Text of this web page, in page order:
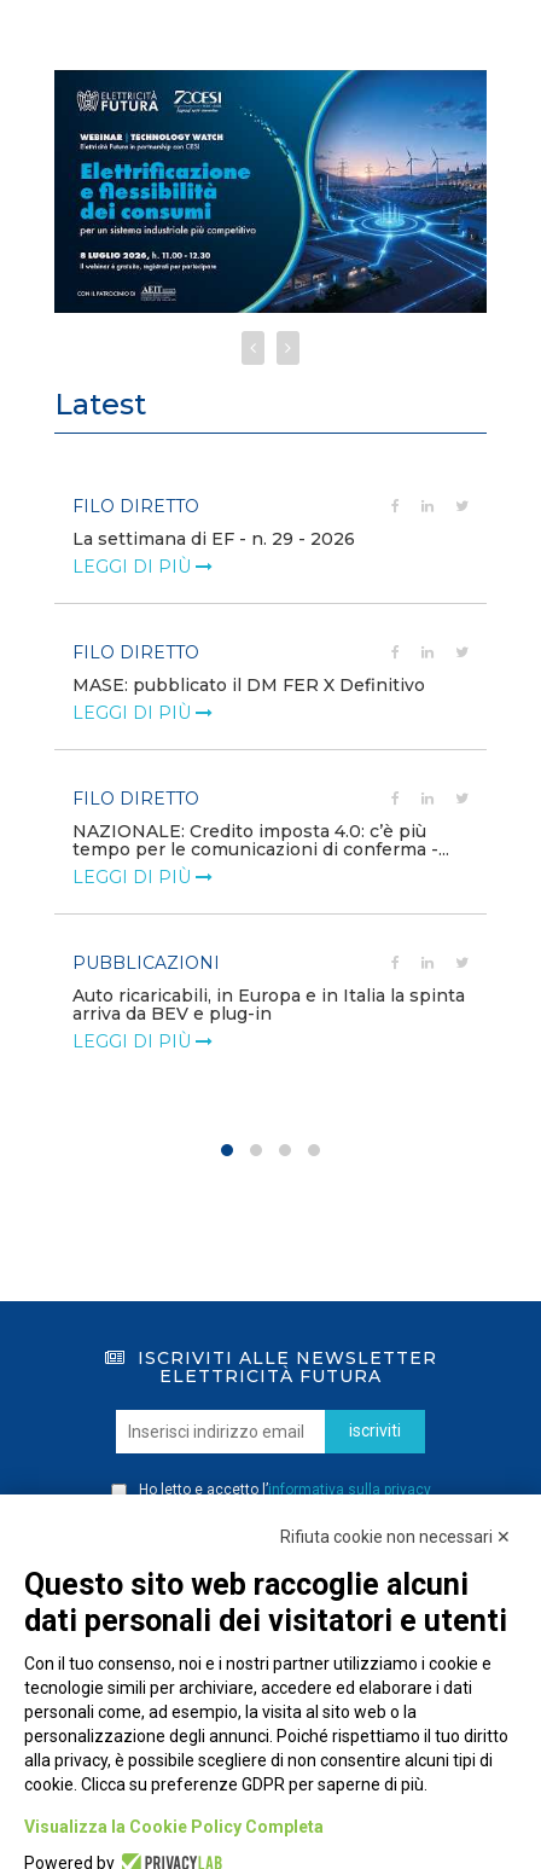
Latest
FILO DIRETTO
La settimana di EF - n. 29 - 2026
LEGGI DI PIÙ
FILO DIRETTO
MASE: pubblicato il DM FER X Definitivo
LEGGI DI PIÙ
FILO DIRETTO
NAZIONALE: Credito imposta 4.0: c’è più
tempo per le comunicazioni di conferma -...
LEGGI DI PIÙ
PUBBLICAZIONI
Auto ricaricabili, in Europa e in Italia la spinta
arriva da BEV e plug-in
LEGGI DI PIÙ
ISCRIVITI ALLE NEWSLETTER
ELETTRICITÀ FUTURA
iscriviti
Ho letto e accetto l’informativa sulla privacy
Piazza Alessandria, 24 - 00198 Roma
Privacy Policy
Rifiuta cookie non necessari ✕
Questo sito web raccoglie alcuni
dati personali dei visitatori e utenti
Con il tuo consenso, noi e i nostri partner utilizziamo i cookie e
tecnologie simili per archiviare, accedere ed elaborare i dati
personali come, ad esempio, la visita al sito web o la
personalizzazione degli annunci. Poiché rispettiamo il tuo diritto
alla privacy, è possibile scegliere di non consentire alcuni tipi di
cookie. Clicca su preferenze GDPR per saperne di più.
Visualizza la Cookie Policy Completa
Powered by